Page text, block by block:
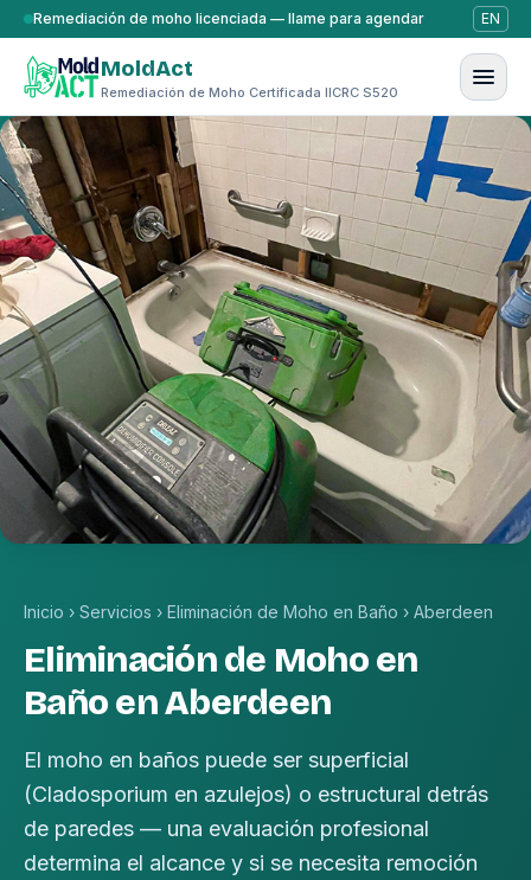
Saltar al contenido
Remediación de moho licenciada — llame para agendar EN
MoldAct
Remediación de Moho Certificada IICRC S520
Inicio › Servicios › Eliminación de Moho en Baño › Aberdeen
Eliminación de Moho en
Baño en Aberdeen
El moho en baños puede ser superficial
(Cladosporium en azulejos) o estructural detrás
de paredes — una evaluación profesional
determina el alcance y si se necesita remoción